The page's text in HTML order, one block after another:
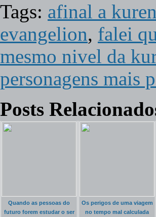
Tags: afinal a
evangelion, falei
mesmo nivel da
personagens mais
Posts
Quando as pessoas do
futuro forem estudar o ser
Os perigos de uma viagem
no tempo mal calculada